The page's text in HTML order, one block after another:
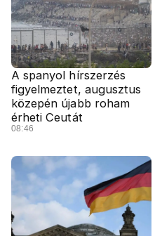
A spanyol hírszerzés
figyelmeztet, augusztus
közepén újabb roham
érheti Ceutát
08:46